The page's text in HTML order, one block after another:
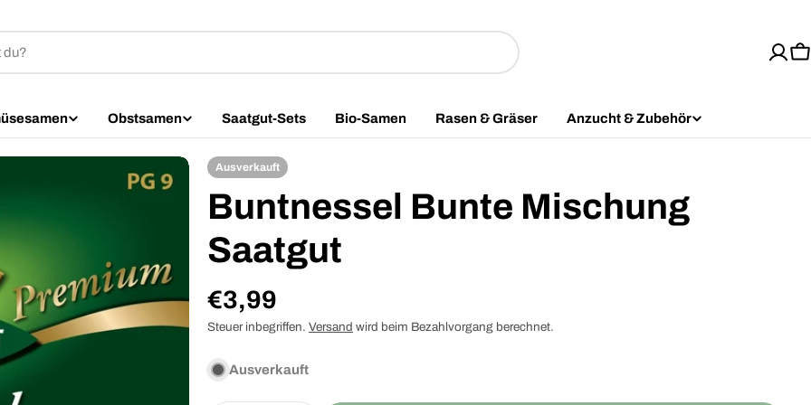
Obstsamen Saatgut-Sets Bio-Samen Rasen & Gräser Anzucht & Zubehör
Ausverkauft
Buntnessel Bunte Mischung
Saatgut
Regulärer
Preis
€3,99
Steuer inbegriffen. Versand wird beim Bezahlvorgang berechnet.
Ausverkauft